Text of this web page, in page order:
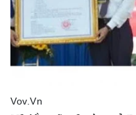
eSports
Hậu trường